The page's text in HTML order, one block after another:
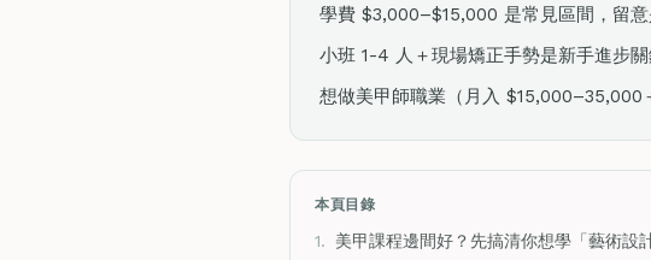
學費 $3,000–$15,000 是常見區間，留
小班 1-4 人＋現場矯正手勢是新手進步
想做美甲師職業（月入
本頁目錄
1.
美甲課程邊間好？先搞清你想學「藝術設